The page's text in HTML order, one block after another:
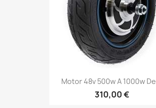
Motor 48v 500w A 1000w
310,00 €